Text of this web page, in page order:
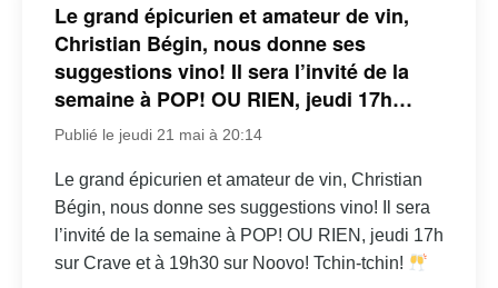
Le grand épicurien et amateur de vin,
Christian Bégin, nous donne ses
suggestions vino! Il sera l’invité de la
semaine à POP! OU RIEN, jeudi 17h…
Publié le jeudi 21 mai à 20:14
Le grand épicurien et amateur de vin, Christian
Bégin, nous donne ses suggestions vino! Il sera
l’invité de la semaine à POP! OU RIEN, jeudi 17h
sur Crave et à 19h30 sur Noovo! Tchin-tchin!